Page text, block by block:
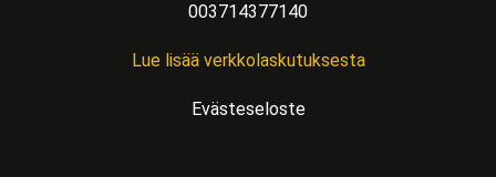
003714377140
Lue lisää verkkolaskutuksesta
Evästeseloste